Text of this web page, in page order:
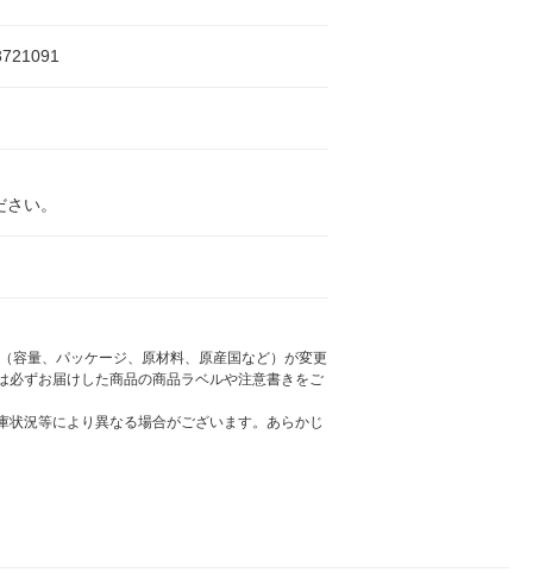
い。
容量、パッケージ、原材料、原産国など）が変更
ずお届けした商品の商品ラベルや注意書きをご
況等により異なる場合がございます。あらかじ